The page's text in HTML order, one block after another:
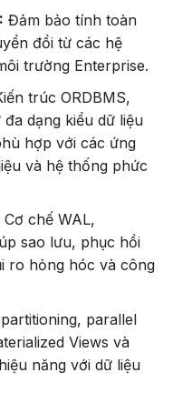
Đảm bảo tính toàn
đổi từ các hệ
trường Enterprise.
trúc ORDBMS,
dạng kiểu dữ liệu
hợp với các ứng
và hệ thống phức
Cơ chế WAL,
sao lưu, phục hồi
ro hỏng hóc và công
parallel
Views và
năng với dữ liệu